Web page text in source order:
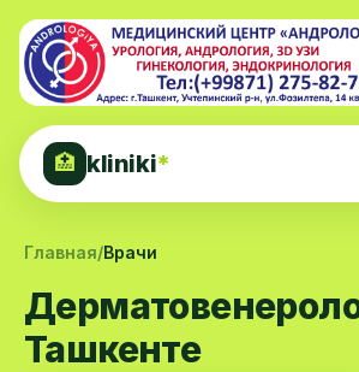
🏥 kliniki*
Главная/Врачи
Ташкенте